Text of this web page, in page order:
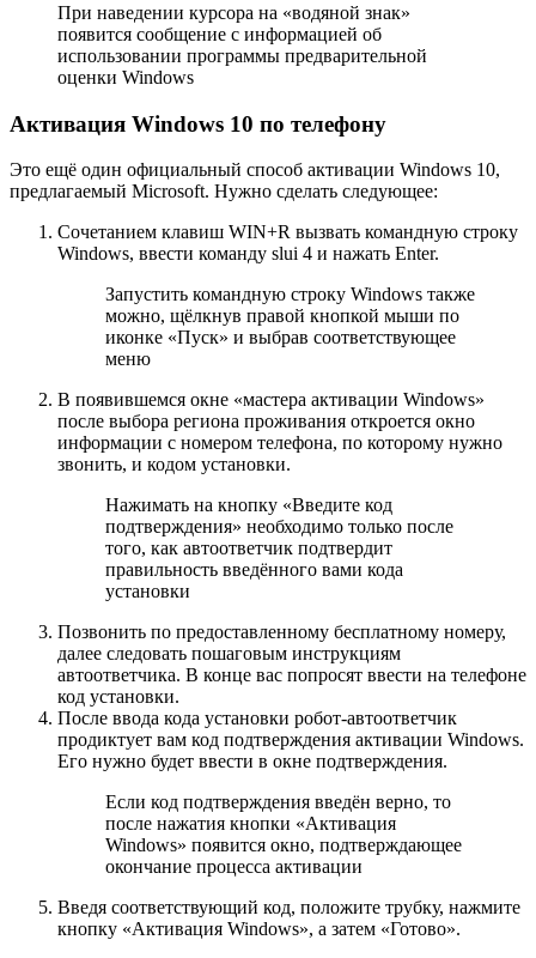
При наведении курсора на «водяной знак»
появится сообщение с информацией об
использовании программы предварительной
оценки Windows
Активация Windows 10 по телефону
Это ещё один официальный способ активации Windows 10,
предлагаемый Microsoft. Нужно сделать следующее:
Сочетанием клавиш WIN+R вызвать командную строку
Windows, ввести команду slui 4 и нажать Enter.
Запустить командную строку Windows также
можно, щёлкнув правой кнопкой мыши по
иконке «Пуск» и выбрав соответствующее
меню
В появившемся окне «мастера активации Windows»
после выбора региона проживания откроется окно
информации с номером телефона, по которому нужно
звонить, и кодом установки.
Нажимать на кнопку «Введите код
подтверждения» необходимо только после
того, как автоответчик подтвердит
правильность введённого вами кода
установки
Позвонить по предоставленному бесплатному номеру,
далее следовать пошаговым инструкциям
автоответчика. В конце вас попросят ввести на телефоне
код установки.
После ввода кода установки робот-автоответчик
продиктует вам код подтверждения активации Windows.
Его нужно будет ввести в окне подтверждения.
Если код подтверждения введён верно, то
после нажатия кнопки «Активация
Windows» появится окно, подтверждающее
окончание процесса активации
Введя соответствующий код, положите трубку, нажмите
кнопку «Активация Windows», а затем «Готово».